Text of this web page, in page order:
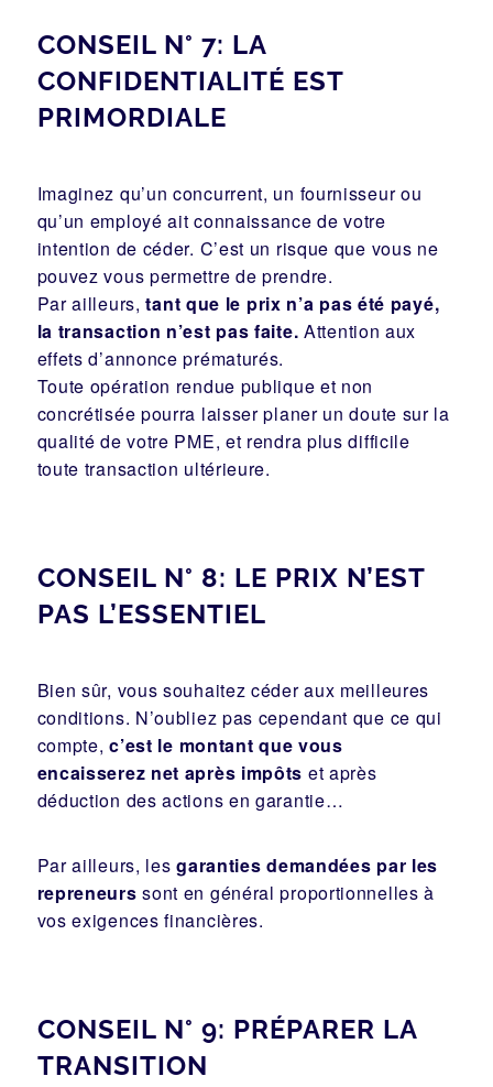
CONSEIL N° 7: LA
CONFIDENTIALITÉ EST
PRIMORDIALE
Imaginez qu’un concurrent, un fournisseur ou
qu’un employé ait connaissance de votre
intention de céder. C’est un risque que vous ne
pouvez vous permettre de prendre.
Par ailleurs,tant que le prix n’a pas été payé,
la transaction n’est pas faite. Attention aux
effets d’annonce prématurés.
Toute opération rendue publique et non
concrétisée pourra laisser planer un doute sur la
qualité de votre PME, et rendra plus difficile
toute transaction ultérieure.
CONSEIL N° 8: LE PRIX N’EST
PAS L’ESSENTIEL
Bien sûr, vous souhaitez céder aux meilleures
conditions. N’oubliez pas cependant que ce qui
compte,c’est le montant que vous
encaisserez net après impôts et après
déduction des actions en garantie…
Par ailleurs, les garanties demandées par les
repreneurs sont en général proportionnelles à
vos exigences financières.
CONSEIL N° 9: PRÉPARER LA
TRANSITION